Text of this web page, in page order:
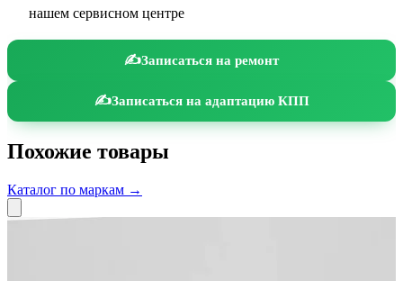
нашем сервисном центре
Записаться на ремонт
Записаться на адаптацию КПП
Похожие товары
Каталог по маркам →